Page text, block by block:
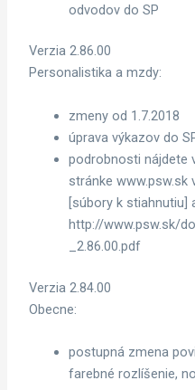
odvodov do SP
Verzia 2.86.00
Personalistika a mzdy:
zmeny od 1.7.2018
úprava výkazov do
podrobnosti nájdete
stránke www.psw.sk
[súbory k stiahnutiu]
http://www.psw.sk/
_2.86.00.pdf
Verzia 2.84.00
Obecne:
postupná zmena
farebné rozlíšenie,